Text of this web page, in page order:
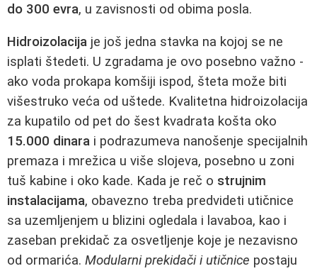
do 300 evra, u zavisnosti od obima posla.
Hidroizolacija je još jedna stavka na kojoj se ne
isplati štedeti. U zgradama je ovo posebno važno -
ako voda prokapa komšiji ispod, šteta može biti
višestruko veća od uštede. Kvalitetna hidroizolacija
za kupatilo od pet do šest kvadrata košta oko
15.000 dinara i podrazumeva nanošenje specijalnih
premaza i mrežica u više slojeva, posebno u zoni
tuš kabine i oko kade. Kada je reč o strujnim
instalacijama, obavezno treba predvideti utičnice
sa uzemljenjem u blizini ogledala i lavaboa, kao i
zaseban prekidač za osvetljenje koje je nezavisno
od ormarića. Modularni prekidači i utičnice postaju